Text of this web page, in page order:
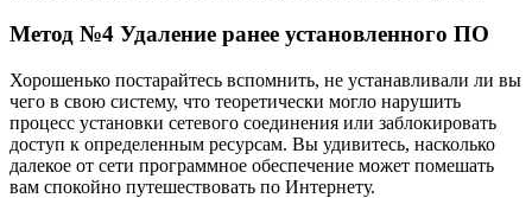
Метод №4 Удаление ранее установленного ПО
Хорошенько постарайтесь вспомнить, не устанавливали ли вы
чего в свою систему, что теоретически могло нарушить
процесс установки сетевого соединения или заблокировать
доступ к определенным ресурсам. Вы удивитесь, насколько
далекое от сети программное обеспечение может помешать
вам спокойно путешествовать по Интернету.